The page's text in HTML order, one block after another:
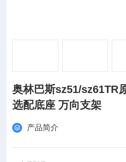
奥林巴斯sz51/sz61TR
选配底座 万向支架
产品简介